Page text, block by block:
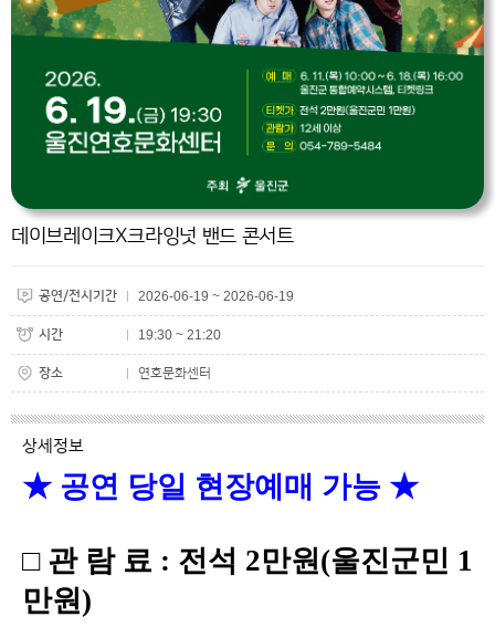
데이브레이크X크라잉넛 밴드 콘서트
공연/전시기간 2026-06-19 ~ 2026-06-19
시간 19:30 ~ 21:20
장소 연호문화센터
상세정보
★ 공연 당일 현장예매 가능 ★
□ 관 람 료 : 전석 2만원(울진군민 1
만원)